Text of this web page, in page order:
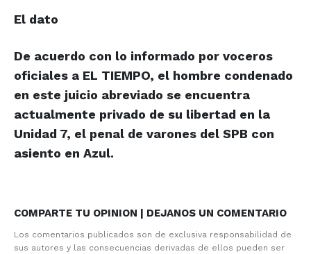
El dato
De acuerdo con lo informado por voceros
oficiales a EL TIEMPO, el hombre condenado
en este juicio abreviado se encuentra
actualmente privado de su libertad en la
Unidad 7, el penal de varones del SPB con
asiento en Azul.
COMPARTE TU OPINION | DEJANOS UN COMENTARIO
Los comentarios publicados son de exclusiva responsabilidad de
sus autores y las consecuencias derivadas de ellos pueden ser